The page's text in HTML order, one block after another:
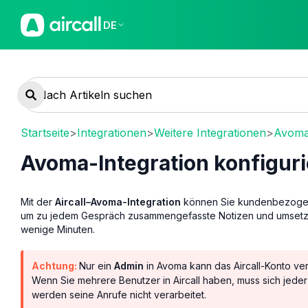
DE
Startseite>Integrationen>Weitere Integrationen>
Avoma-Integration
Mit der Aircall–Avoma-Integration können Sie
um zu jedem Gespräch zusammengefasste Notizen und
wenige Minuten.
Achtung: Nur ein Admin in Avoma kann das Aircall-Konto
Wenn Sie mehrere Benutzer in Aircall haben, muss sich
werden seine Anrufe nicht verarbeitet.